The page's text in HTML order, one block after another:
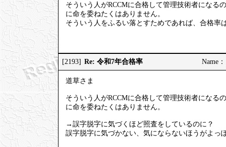
そういう人がRCCMに合格して管理技術者になる
に命を委ねたくはありません。
そういう人をふるい落とすためであれば、合格率
[2193] Re: 令和7年合格率 Name
道草さま
そういう人がRCCMに合格して管理技術者になる
に命を委ねたくはありません。
→誤字脱字に気づくほど照査をしているのに？
誤字脱字に気づかない、気にならないほうがよっ